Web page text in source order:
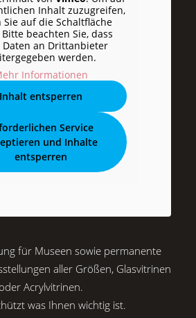
Inhalt zuzugreifen,
Sie auf die Schaltfläche
beachten Sie, dass
Daten an Drittanbieter
werden.
Informationen
Inhalt entsperren
Service
und Inhalte
entsperren
für Museen sowie permanente
aller Größen, Glasvitrinen
oder Acrylvitrinen.
was Ihnen wichtig ist.